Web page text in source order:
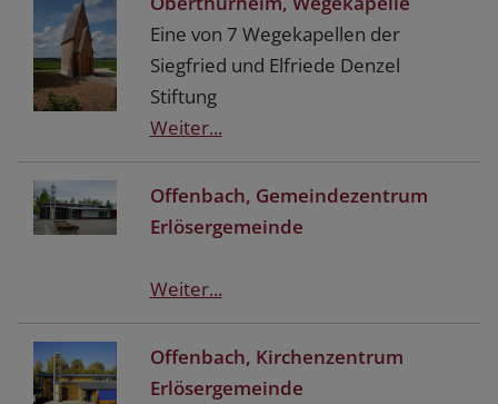
Eine von 7 Wegekapellen der
Siegfried und Elfriede Denzel
Stiftung
Weiter...
Offenbach, Gemeindezentrum
Erlösergemeinde
Weiter...
Offenbach, Kirchenzentrum
Erlösergemeinde